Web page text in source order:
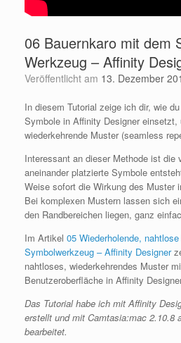
06 Bauernkaro mit dem
Werkzeug – Affinity
Veröffentlicht am 13. Dezember
In diesem Tutorial zeige ich dir, wie
Symbole in Affinity Designer einsetzt,
wiederkehrende Muster (seamless
Interessant an dieser Methode ist die
aneinander platzierte Symbole
Weise sofort die Wirkung des Muster
Bei komplexen Mustern lassen sich
den Randbereichen liegen, ganz
Im Artikel 05 Wiederholende,
Symbolwerkzeug – Affinity Designer
nahtloses, wiederkehrendes Muster
Benutzeroberfläche in Affinity
Das Tutorial habe ich mit Affinity
erstellt und mit Camtasia:mac 2.10.8
bearbeitet.